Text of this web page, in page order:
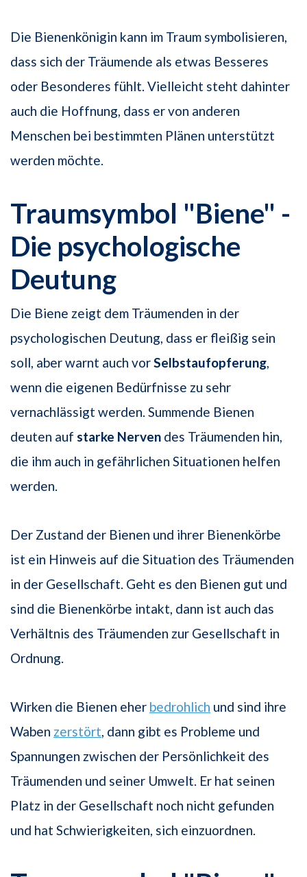
Die Bienenkönigin kann im Traum symbolisieren,
dass sich der Träumende als etwas Besseres
oder Besonderes fühlt. Vielleicht steht dahinter
auch die Hoffnung, dass er von anderen
Menschen bei bestimmten Plänen unterstützt
werden möchte.
Traumsymbol "Biene" -
Die psychologische
Deutung
Die Biene zeigt dem Träumenden in der
psychologischen Deutung, dass er fleißig sein
soll, aber warnt auch vor Selbstaufopferung
wenn die eigenen Bedürfnisse zu sehr
vernachlässigt werden. Summende Bienen
deuten auf starke Nerven des Träumenden hin,
die ihm auch in gefährlichen Situationen helfen
werden.
Der Zustand der Bienen und ihrer Bienenkörbe
ist ein Hinweis auf die Situation des Träumenden
in der Gesellschaft. Geht es den Bienen gut und
sind die Bienenkörbe intakt, dann ist auch das
Verhältnis des Träumenden zur Gesellschaft in
Ordnung.
Wirken die Bienen eher bedrohlich und sind ihre
Waben zerstört , dann gibt es Probleme und
Spannungen zwischen der Persönlichkeit des
Träumenden und seiner Umwelt. Er hat seinen
Platz in der Gesellschaft noch nicht gefunden
und hat Schwierigkeiten, sich einzuordnen.